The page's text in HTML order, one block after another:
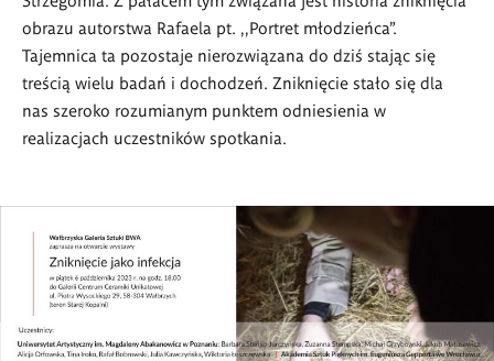
obrazu autorstwa Rafaela pt. ,,Portret młodzieńca”.
Tajemnica ta pozostaje nierozwiązana do dziś stając się
treścią wielu badań i dochodzeń. Zniknięcie stało się dla
nas szeroko rozumianym punktem odniesienia w
realizacjach uczestników spotkania.